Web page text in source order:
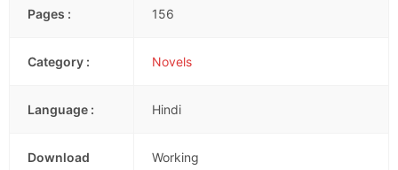
Pages : 156
Category : Novels
Language : Hindi
Download
Working